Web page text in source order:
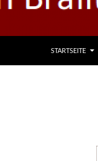
STARTSEITE